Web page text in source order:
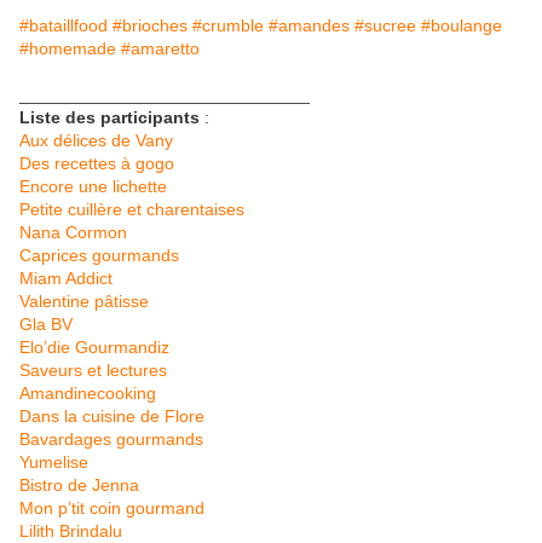
#bataillfood #brioches #crumble #amandes #sucree #boulange
#homemade #amaretto
Liste des participants :
Aux délices de Vany
Des recettes à gogo
Encore une lichette
Petite cuillère et charentaises
Nana Cormon
Caprices gourmands
Miam Addict
Valentine pâtisse
Gla BV
Elo’die Gourmandiz
Saveurs et lectures
Amandinecooking
Dans la cuisine de Flore
Bavardages gourmands
Yumelise
Bistro de Jenna
Mon p’tit coin gourmand
Lilith Brindalu